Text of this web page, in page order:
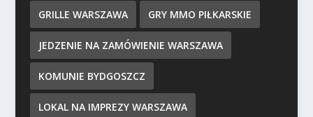
GRILLE WARSZAWA GRY MMO PIŁKARSKIE
JEDZENIE NA ZAMÓWIENIE WARSZAWA
KOMUNIE BYDGOSZCZ
LOKAL NA IMPREZY WARSZAWA